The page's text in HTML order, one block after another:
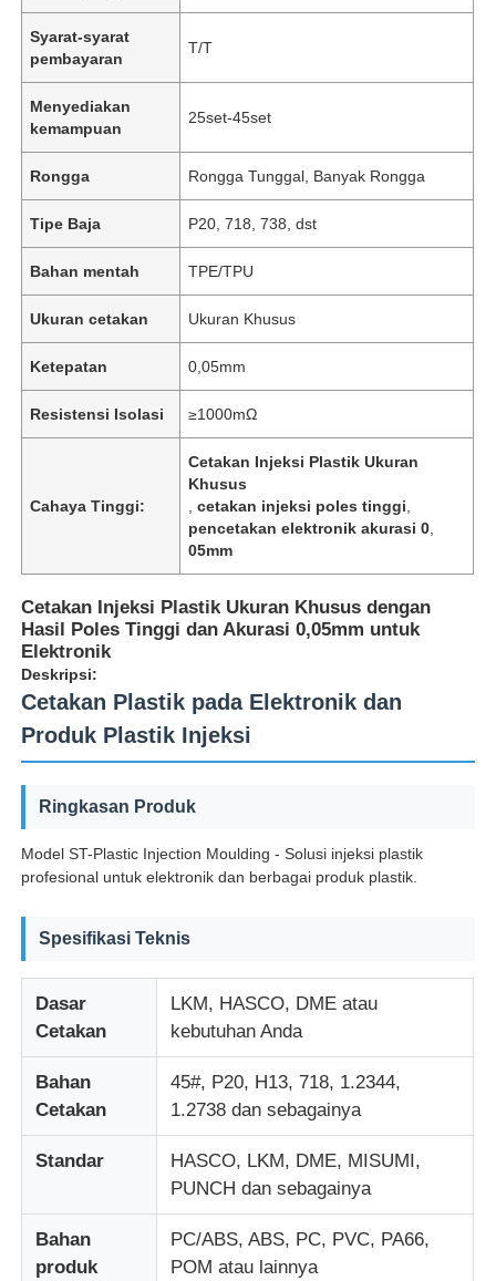
Rumah
Tampilan VR
Syarat-syarat
pembayaran
T/T
Menyediakan
kemampuan
25set-45set
Rongga Rongga Tunggal, Banyak Rongga
Tipe Baja P20, 718, 738, dst
Bahan mentah TPE/TPU
Ukuran cetakan Ukuran Khusus
Ketepatan 0,05mm
Resistensi Isolasi ≥1000mΩ
Cahaya Tinggi:
Cetakan Injeksi Plastik Ukuran
Khusus
,cetakan injeksi poles tinggi
pencetakan elektronik akurasi 0
05mm
Cetakan Injeksi Plastik Ukuran Khusus dengan
Hasil Poles Tinggi dan Akurasi 0,05mm untuk
Elektronik
Deskripsi:
Cetakan Plastik pada Elektronik dan
Produk Plastik Injeksi
Ringkasan Produk
Model ST-Plastic Injection Moulding - Solusi injeksi plastik
profesional untuk elektronik dan berbagai produk plastik.
Spesifikasi Teknis
Dasar
Cetakan
LKM, HASCO, DME atau
kebutuhan Anda
Bahan
Cetakan
45#, P20, H13, 718, 1.2344,
1.2738 dan sebagainya
Standar
HASCO, LKM, DME, MISUMI,
PUNCH dan sebagainya
Bahan
produk
PC/ABS, ABS, PC, PVC, PA66,
POM atau lainnya